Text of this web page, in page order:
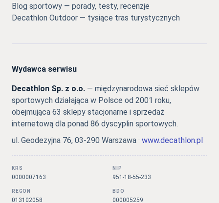
Blog sportowy — porady, testy, recenzje
Decathlon Outdoor — tysiące tras turystycznych
Wydawca serwisu
Decathlon Sp. z o.o. — międzynarodowa sieć sklepów
sportowych działająca w Polsce od 2001 roku,
obejmująca 63 sklepy stacjonarne i sprzedaż
internetową dla ponad 86 dyscyplin sportowych.
ul. Geodezyjna 76, 03-290 Warszawa · www.decathlon.pl
KRS
0000007163
NIP
951-18-55-233
REGON
013102058
BDO
000005259